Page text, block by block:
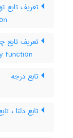
تعریف تابع
تعریف تابع
function
تابع درجه
تابع دلتا ،